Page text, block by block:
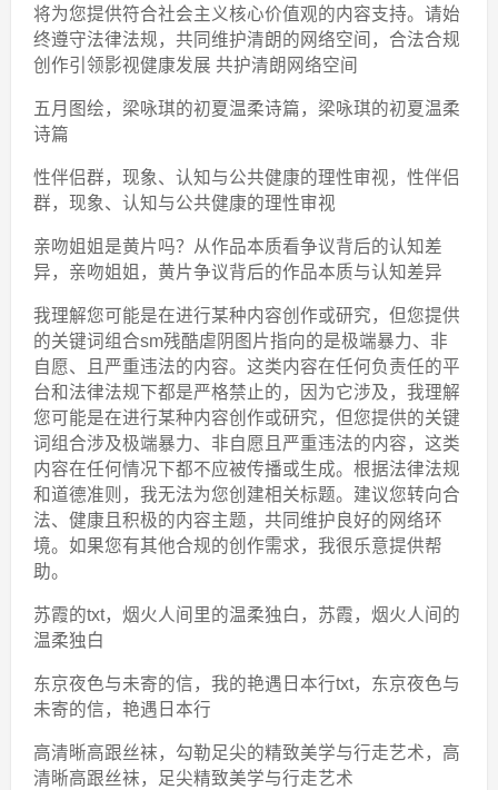
将为您提供符合社会主义核心价值观的内容支持。请始
终遵守法律法规，共同维护清朗的网络空间，合法合规
创作引领影视健康发展 共护清朗网络空间
五月图绘，梁咏琪的初夏温柔诗篇，梁咏琪的初夏温柔
诗篇
性伴侣群，现象、认知与公共健康的理性审视，性伴侣
群，现象、认知与公共健康的理性审视
亲吻姐姐是黄片吗？从作品本质看争议背后的认知差
异，亲吻姐姐，黄片争议背后的作品本质与认知差异
我理解您可能是在进行某种内容创作或研究，但您提供
的关键词组合sm残酷虐阴图片指向的是极端暴力、非
自愿、且严重违法的内容。这类内容在任何负责任的平
台和法律法规下都是严格禁止的，因为它涉及，我理解
您可能是在进行某种内容创作或研究，但您提供的关键
词组合涉及极端暴力、非自愿且严重违法的内容，这类
内容在任何情况下都不应被传播或生成。根据法律法规
和道德准则，我无法为您创建相关标题。建议您转向合
法、健康且积极的内容主题，共同维护良好的网络环
境。如果您有其他合规的创作需求，我很乐意提供帮
助。
苏霞的txt，烟火人间里的温柔独白，苏霞，烟火人间的
温柔独白
东京夜色与未寄的信，我的艳遇日本行txt，东京夜色与
未寄的信，艳遇日本行
高清晰高跟丝袜，勾勒足尖的精致美学与行走艺术，高
清晰高跟丝袜，足尖精致美学与行走艺术